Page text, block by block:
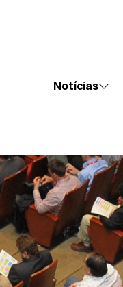
Notícias